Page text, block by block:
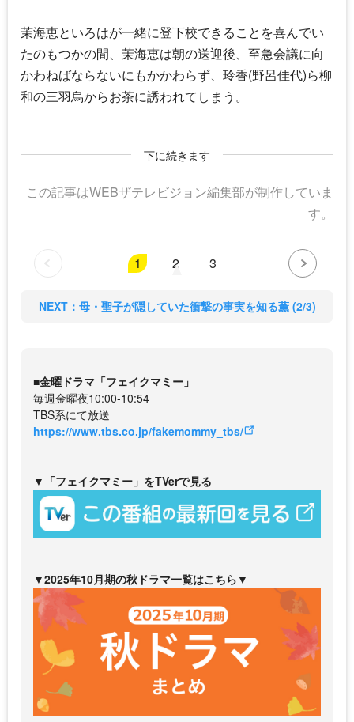
茉海恵といろはが一緒に登下校できることを喜んでい
たのもつかの間、茉海恵は朝の送迎後、至急会議に向
かわねばならないにもかかわらず、玲香(野呂佳代)ら柳
和の三羽烏からお茶に誘われてしまう。
下に続きます
この記事はWEBザテレビジョン編集部が制作していま
す。
1 2 3
NEXT：母・聖子が隠していた衝撃の事実を知る薫 (2/3)
■金曜ドラマ「フェイクマミー」
毎週金曜夜10:00-10:54
TBS系にて放送
https://www.tbs.co.jp/fakemommy_tbs/
▼「フェイクマミー」をTVerで見る
▼2025年10月期の秋ドラマ一覧はこちら▼